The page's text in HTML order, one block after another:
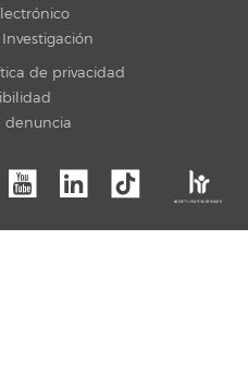
de privacidad
denuncia